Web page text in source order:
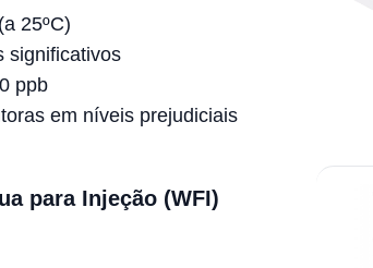
25ºC)
significativos
ppb
em níveis prejudiciais
para Injeção (WFI)